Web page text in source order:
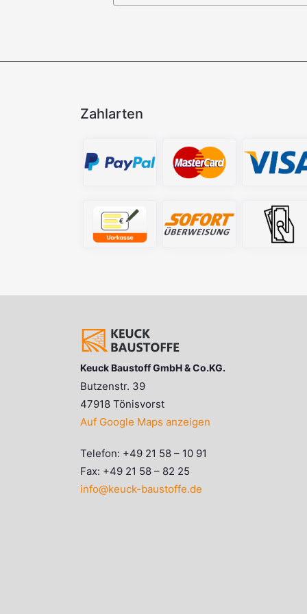
Zahlarten
Keuck Baustoff GmbH & Co.KG.
Butzenstr. 39
47918 Tönisvorst
Auf Google Maps anzeigen
Telefon: +49 21 58 – 10 91
Fax: +49 21 58 – 82 25
info@keuck-baustoffe.de